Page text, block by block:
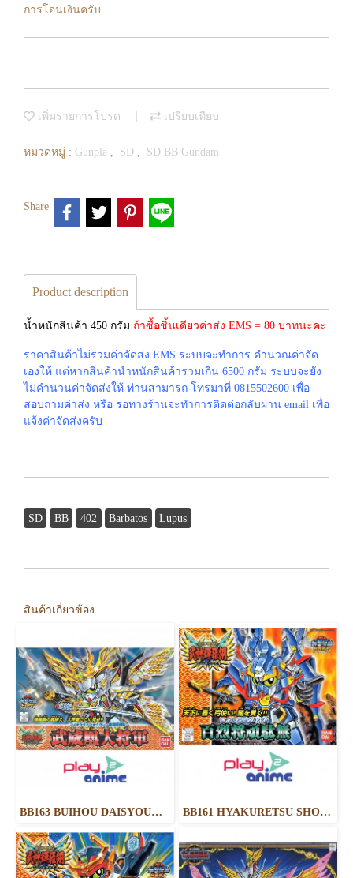
การโอนเงินครับ
เพิ่มรายการโปรด เปรียบเทียบ
หมวดหมู่ : Gunpla , SD , SD BB Gundam
Share
Product description
น้ำหนักสินค้า 450 กรัม ถ้าซื้อชิ้นเดียวค่าส่ง EMS = 80 บาทนะคะ
ราคาสินค้าไม่รวมค่าจัดส่ง EMS ระบบจะทำการ คำนวณค่าจัด
เองให้ แต่หากสินค้านำหนักสินค้ารวมเกิน 6500 กรัม ระบบจะยัง
ไม่คำนวนค่าจัดส่งให้ ท่านสามารถ โทรมาที่ 0815502600 เพื่อ
สอบถามค่าส่ง หรือ รอทางร้านจะทำการติดต่อกลับผ่าน email เพื่อ
แจ้งค่าจัดส่งครับ
SD BB 402 Barbatos Lupus
สินค้าเกี่ยวข้อง
BB163 BUIHOU DAISYOUGUN KIRAHAGANE GOKUSAI VER. BB161 HYAKURETSU SHO GUNDAM